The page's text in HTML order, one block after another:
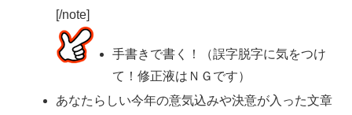
[/note]
手書きで書く！（誤字脱字に気をつけ
て！修正液はＮＧです）
あなたらしい今年の意気込みや決意が入った文章